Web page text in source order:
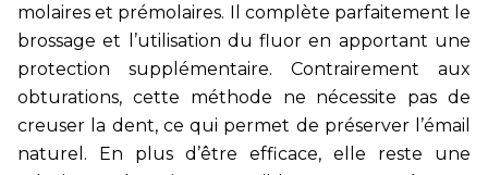
molaires et prémolaires. Il complète parfaitement le
brossage et l’utilisation du fluor en apportant une
protection supplémentaire. Contrairement aux
obturations, cette méthode ne nécessite pas de
creuser la dent, ce qui permet de préserver l’émail
naturel. En plus d’être efficace, elle reste une